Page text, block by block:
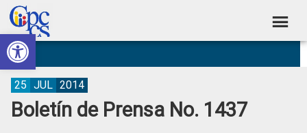
Abrir barra de herramientas
Skip
to
primary
navigation
Skip
to
main
content
Skip
to
primary
sidebar
Skip
to
footer
Consejo
de
Participación
Ciudadana
Construyendo
Poder
Ciudadano
Boletín de Prensa No. 1437
25 JUL 2014